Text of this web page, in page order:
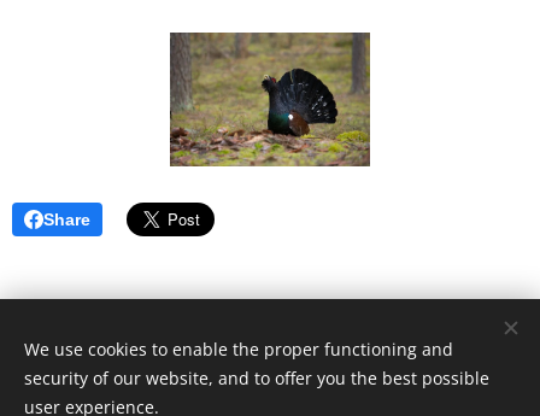
Share
© 2026 Nature Restoration Fund | Visos teisės saugomos.
Cookies
We use cookies to enable the proper functioning and
security of our website, and to offer you the best possible
user experience.